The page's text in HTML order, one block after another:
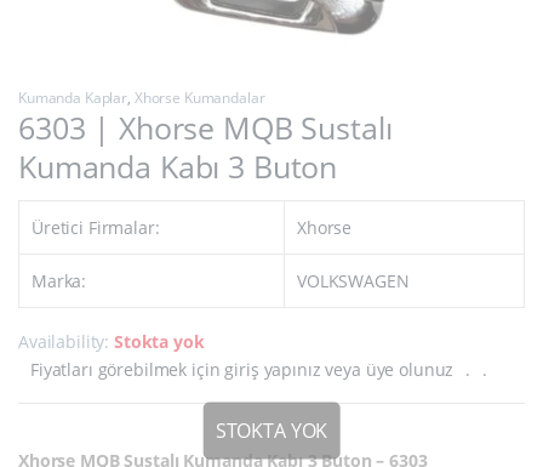
Kumanda Kaplar, Xhorse Kumandalar
6303 | Xhorse MQB Sustalı
Kumanda Kabı 3 Buton
Üretici Firmalar: Xhorse
Marka: VOLKSWAGEN
Availability:Stokta yok
Fiyatları görebilmek için giriş yapınız veya üye olunuz
. .
Xhorse MQB Sustalı Kumanda Kabı 3 Buton – 6303